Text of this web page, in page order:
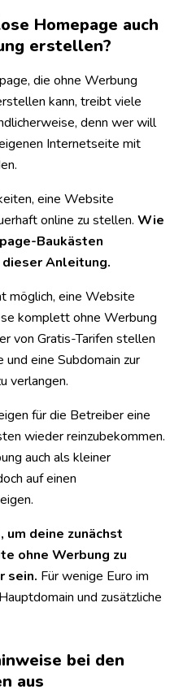
Homepage auch
erstellen?
die ohne Werbung
kann, treibt viele
denn wer will
Internetseite mit
eine Website
online zu stellen. Wie
Baukästen
Anleitung.
möglich, eine Website
komplett ohne Werbung
von Gratis-Tarifen stellen
eine Subdomain zur
verlangen.
für die Betreiber eine
wieder reinzubekommen.
auch als kleiner
auf einen
um deine zunächst
ohne Werbung zu
sein. Für wenige Euro im
und zusätzliche
bei den
aus